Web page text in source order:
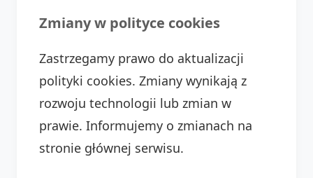
Zmiany w polityce cookies
Zastrzegamy prawo do aktualizacji
polityki cookies. Zmiany wynikają z
rozwoju technologii lub zmian w
prawie. Informujemy o zmianach na
stronie głównej serwisu.